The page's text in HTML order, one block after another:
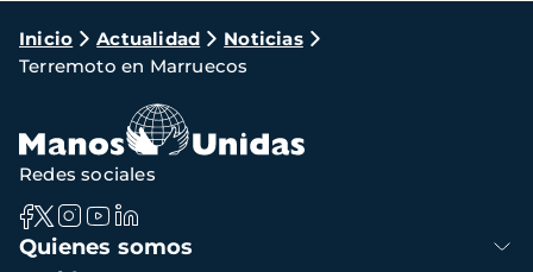
Ruta
de
navegación
Inicio Actualidad
Noticias
Terremoto en Marruecos
Navegación
principal
Quienes somos
Redes sociales